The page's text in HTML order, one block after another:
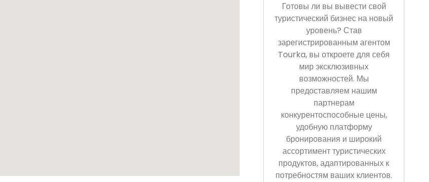
Готовы ли вы вывести свой
туристический бизнес на новый
уровень? Став
зарегистрированным агентом
Tourka, вы откроете для себя
мир эксклюзивных
возможностей. Мы
предоставляем нашим
партнерам
конкурентоспособные цены,
удобную платформу
бронирования и широкий
ассортимент туристических
продуктов, адаптированных к
потребностям ваших клиентов.